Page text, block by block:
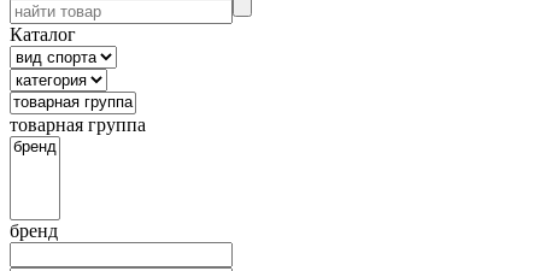
Каталог
товарная группа
бренд